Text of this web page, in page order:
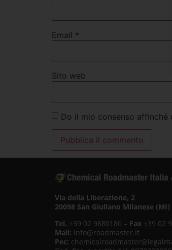
Email *
Sito web
Do il mio consenso
Via della Liberazione, 2
20098 San Giuliano Milanese (MI)
Tel. +39 02 9880180 – Fax+39 02
Mail: info@roadmaster.it
Pec: